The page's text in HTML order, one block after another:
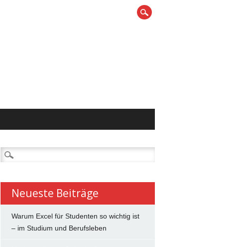
Suchen
nach:
Neueste Beiträge
Warum Excel für Studenten so wichtig ist
– im Studium und Berufsleben